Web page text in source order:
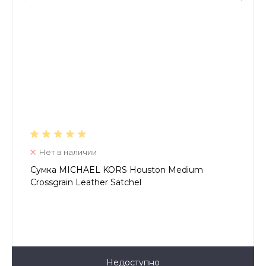
Нет в наличии
Сумка MICHAEL KORS Houston Medium
Crossgrain Leather Satchel
Недоступно